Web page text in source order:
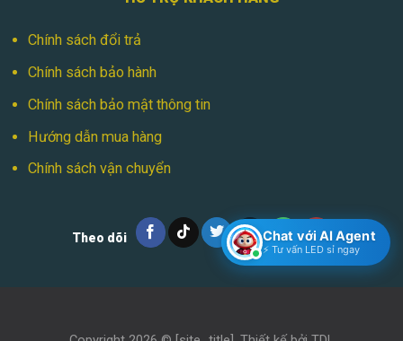
Chính sách đổi trả
Chính sách bảo hành
Chính sách bảo mật thông tin
Hướng dẫn mua hàng
Chính sách vận chuyển
Theo dõi Chat với AI Agent
⚡ Tư vấn LED sỉ ngay